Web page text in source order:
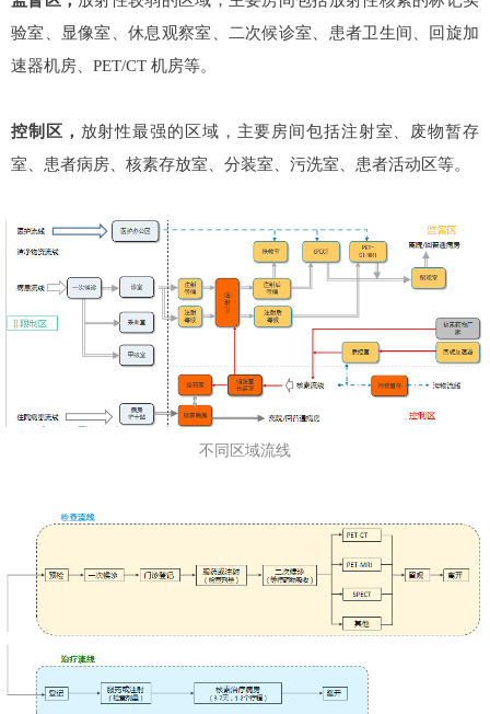
验室、显像室、休息观察室、二次候诊室、患者卫生间、回旋加
速器机房、PET/CT 机房等。
控制区， 放射性最强的区域，主要房间包括注射室、废物暂存
室、患者病房、核素存放室、分装室、污洗室、患者活动区等。
不同区域流线